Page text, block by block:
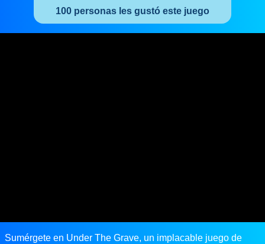
100 personas les gustó este juego
Sumérgete en Under The Grave, un implacable juego de